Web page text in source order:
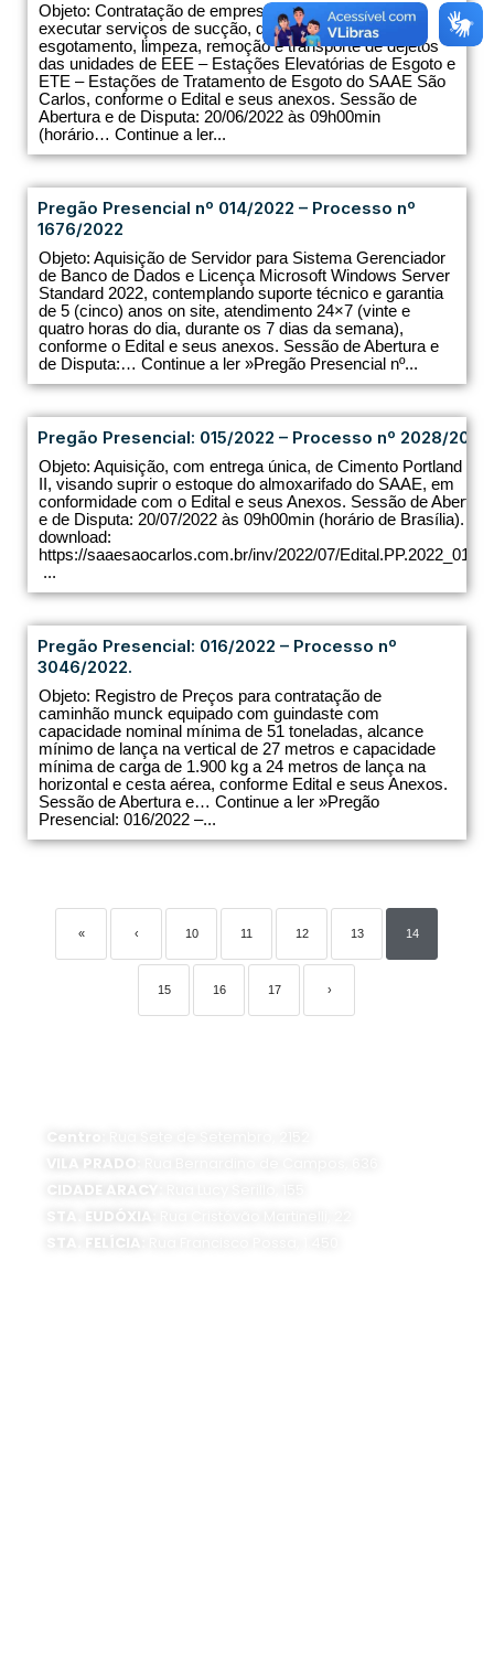
Objeto: Contratação de empresa especializada para
executar serviços de sucção, desentupimento,
esgotamento, limpeza, remoção e transporte de dejetos
das unidades de EEE – Estações Elevatórias de Esgoto e
ETE – Estações de Tratamento de Esgoto do SAAE São
Carlos, conforme o Edital e seus anexos. Sessão de
Abertura e de Disputa: 20/06/2022 às 09h00min
(horário… Continue a ler...
Pregão Presencial nº 014/2022 – Processo nº
1676/2022
Objeto: Aquisição de Servidor para Sistema Gerenciador
de Banco de Dados e Licença Microsoft Windows Server
Standard 2022, contemplando suporte técnico e garantia
de 5 (cinco) anos on site, atendimento 24×7 (vinte e
quatro horas do dia, durante os 7 dias da semana),
conforme o Edital e seus anexos. Sessão de Abertura e
de Disputa:… Continue a ler »Pregão Presencial nº...
Pregão Presencial: 015/2022 – Processo nº 2028/2022.
Objeto: Aquisição, com entrega única, de Cimento Portland CP
II, visando suprir o estoque do almoxarifado do SAAE, em
conformidade com o Edital e seus Anexos. Sessão de Abertura
e de Disputa: 20/07/2022 às 09h00min (horário de Brasília).
download:
https://saaesaocarlos.com.br/inv/2022/07/
...
Pregão Presencial: 016/2022 – Processo nº
3046/2022.
Objeto: Registro de Preços para contratação de
caminhão munck equipado com guindaste com
capacidade nominal mínima de 51 toneladas, alcance
mínimo de lança na vertical de 27 metros e capacidade
mínima de carga de 1.900 kg a 24 metros de lança na
horizontal e cesta aérea, conforme Edital e seus Anexos.
Sessão de Abertura e… Continue a ler »Pregão
Presencial: 016/2022 –...
« ‹ 10 11 12 13 14
15 16 17 ›
VILA PRADO:
CIDADE ARACY:
STA. EUDÓXIA:
STA. FELÍCIA: